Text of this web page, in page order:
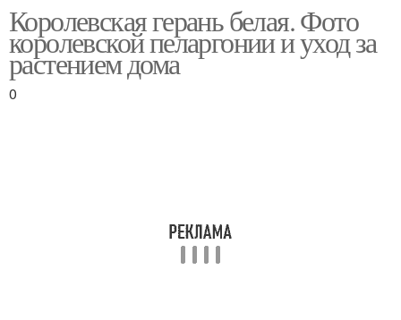
Королевская герань белая. Фото
королевской пеларгонии и уход за
растением дома
0